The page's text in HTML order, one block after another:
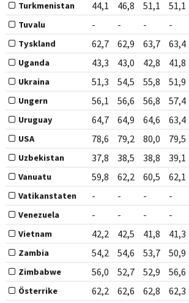
Turkmenistan 44,1 46,8 51,1 51,1
Tuvalu - - - -
Tyskland 62,7 62,9 63,7 63,4
Uganda 43,3 43,0 42,8 41,8
Ukraina 51,3 54,5 55,8 51,9
Ungern 56,1 56,6 56,8 57,4
Uruguay 64,7 64,9 64,6 63,4
USA 78,6 79,2 80,0 79,5
Uzbekistan 37,8 38,5 38,8 39,1
Vanuatu 59,8 62,2 60,5 62,1
Vatikanstaten - - - -
Venezuela - - - -
Vietnam 42,2 42,5 41,8 41,3
Zambia 54,2 54,6 53,7 50,9
Zimbabwe 56,0 52,7 52,9 56,6
Österrike 62,2 62,6 62,8 62,3